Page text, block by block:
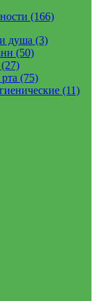
(166)
душа (3)
(50)
(75)
(11)